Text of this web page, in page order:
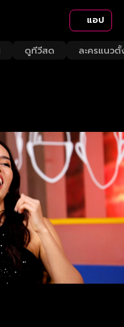
แอป
ดูทีวีสด ละครแนวตั้